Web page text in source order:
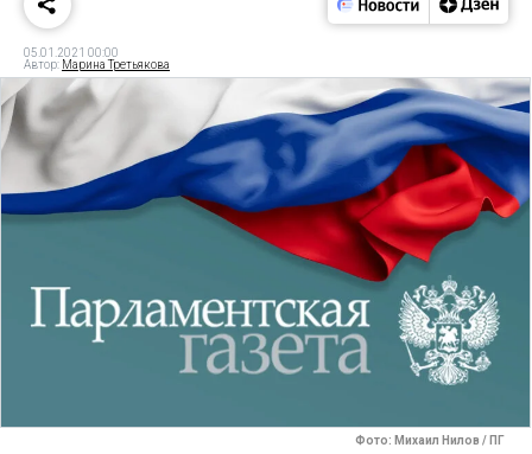
05.01.2021 00:00
Автор: Марина Третьякова
Фото: Михаил Нилов / ПГ